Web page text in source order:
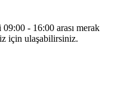
- 16:00 arası merak
için ulaşabilirsiniz.